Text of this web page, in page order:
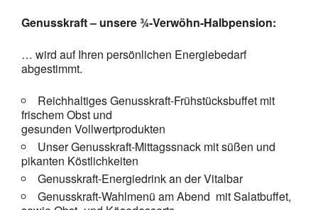
Genusskraft – unsere ¾-Verwöhn-Halbpension:
… wird auf Ihren persönlichen Energiebedarf
abgestimmt.
Reichhaltiges Genusskraft-Frühstücksbuffet mit
frischem Obst und
gesunden Vollwertprodukten
Unser Genusskraft-Mittagssnack mit süßen und
pikanten Köstlichkeiten
Genusskraft-Energiedrink an der Vitalbar
Genusskraft-Wahlmenü am Abend mit Salatbuffet,